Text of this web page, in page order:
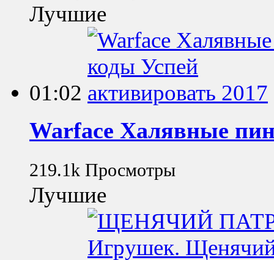
Лучшие
01:02
Warface Халявные
219.1k Просмотры
Лучшие